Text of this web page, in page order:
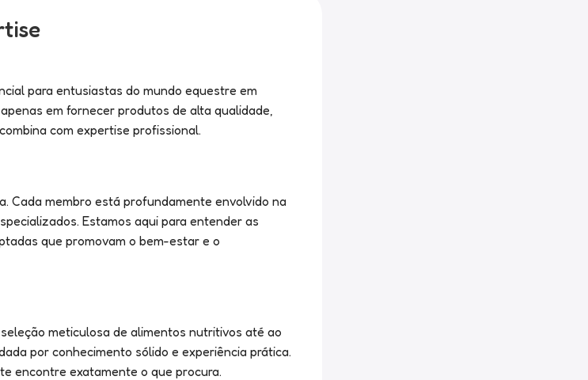
para entusiastas do mundo equestre em
em fornecer produtos de alta qualidade,
com expertise profissional.
Cada membro está profundamente envolvido na
Estamos aqui para entender as
que promovam o bem-estar e o
meticulosa de alimentos nutritivos até ao
por conhecimento sólido e experiência prática.
encontre exatamente o que procura.